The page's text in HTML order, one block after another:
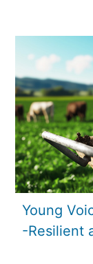
Young
-Resilient